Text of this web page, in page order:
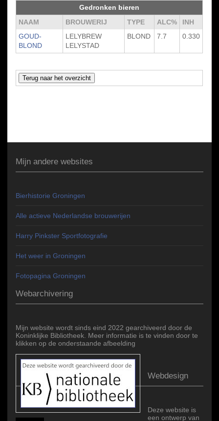
Gedronken bieren
NAAM
BROUWERIJ TYPE ALC%
INH
GOUD-
BLOND
LELYBREW
LELYSTAD
BLOND 7.7 0.330
Mijn andere websites
Bierhistorie Groningen
Alle actieve Nederlandse brouwerijen
Harry Pinkster Sportfotografie
Het weer in Groningen
Fotopagina Groningen
Webarchivering
Mijn website wordt sinds eind 2022 gearchiveerd door de
Koninklijke Bibliotheek. Meer informatie is te vinden door te
klikken op de onderstaande afbeelding
Webdesign
Deze website is
een ontwerp van